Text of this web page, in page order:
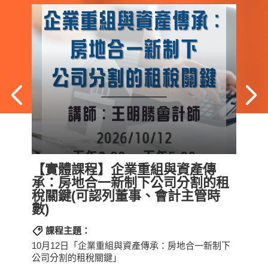
【實體課程】企業重組與資產傳
承：房地合一新制下公司分割的租
稅關鍵(可認列董事、會計主管時
數)
課程主題：
10月12日「企業重組與資產傳承：房地合一新制下
公司分割的租稅關鍵」